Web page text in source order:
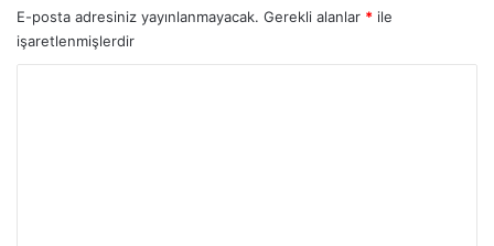
E-posta adresiniz yayınlanmayacak. Gerekli alanlar * ile
işaretlenmişlerdir